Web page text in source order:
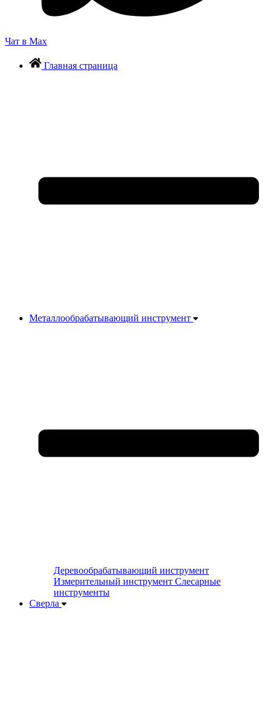
Чат в Max
Главная страница
Металлообрабатывающий инструмент
Деревообрабатывающий инструмент
Измерительный инструмент Слесарные
инструменты
Сверла